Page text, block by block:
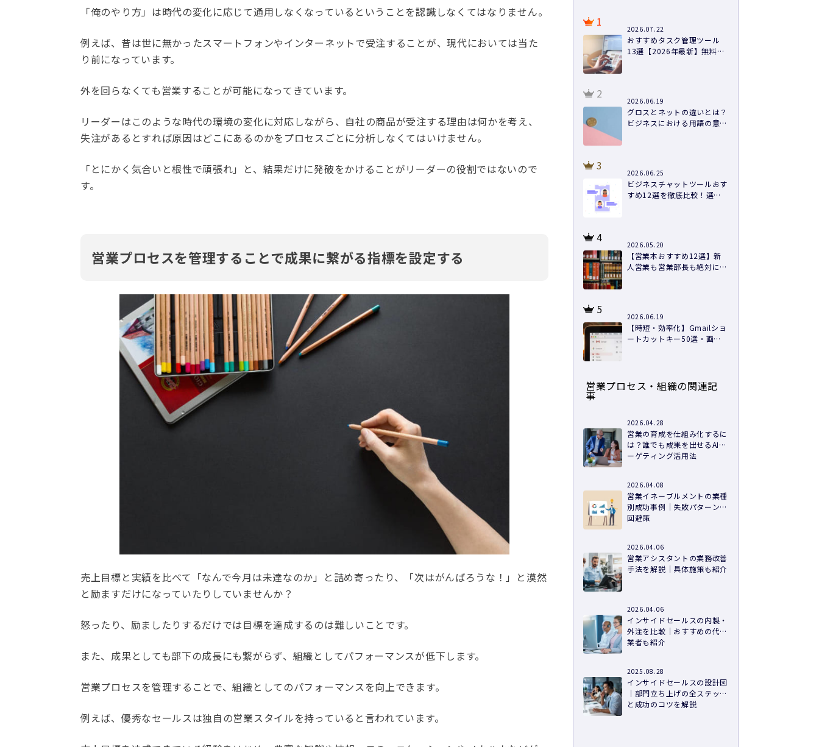
「俺のやり方」は時代の変化に応じて通用しなくなっているということを認識しなくてはなりません。
例えば、昔は世に無かったスマートフォンやインターネットで受注することが、現代においては当た
り前になっています。
外を回らなくても営業することが可能になってきています。
リーダーはこのような時代の環境の変化に対応しながら、自社の商品が受注する理由は何かを考え、
失注があるとすれば原因はどこにあるのかをプロセスごとに分析しなくてはいけません。
「とにかく気合いと根性で頑張れ」と、結果だけに発破をかけることがリーダーの役割ではないので
す。
営業プロセスを管理することで成果に繋がる指標を設定する
売上目標と実績を比べて「なんで今月は未達なのか」と詰め寄ったり、「次はがんばろうな！」と漠然
と励ますだけになっていたりしていませんか？
怒ったり、励ましたりするだけでは目標を達成するのは難しいことです。
また、成果としても部下の成長にも繋がらず、組織としてパフォーマンスが低下します。
営業プロセスを管理することで、組織としてのパフォーマンスを向上できます。
例えば、優秀なセールスは独自の営業スタイルを持っていると言われています。
1
2026.07.22
おすすめタスク管理ツール
13選【2026年最新】無料あ
2
2026.06.19
グロスとネットの違いとは？
ビジネスにおける用語の意味
3
2026.06.25
ビジネスチャットツールおす
すめ12選を徹底比較！選び
4
2026.05.20
【営業本おすすめ12選】新
人営業も営業部長も絶対に読
5
2026.06.19
【時短・効率化】Gmailショ
ートカットキー50選・画像
営業プロセス・組織の関連記
事
2026.04.28
営業の育成を仕組み化するに
は？誰でも成果を出せるAIタ
ーゲティング活用法
2026.04.08
営業イネーブルメントの業種
別成功事例｜失敗パターンの
回避策
2026.04.06
営業アシスタントの業務改善
手法を解説｜具体施策も紹介
2026.04.06
インサイドセールスの内製・
外注を比較｜おすすめの代行
業者も紹介
2025.08.28
インサイドセールスの設計図
｜部門立ち上げの全ステップ
と成功のコツを解説